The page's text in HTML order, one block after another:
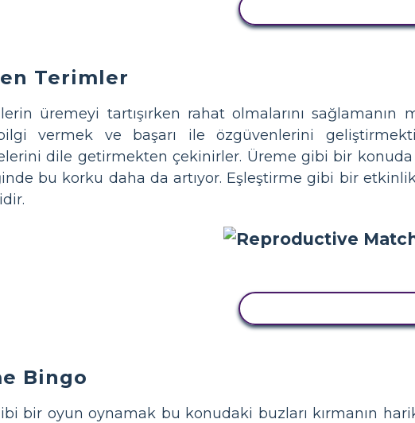
Terimler
üremeyi tartışırken rahat olmalarını
vermek ve başarı ile özgüvenlerini
dile getirmekten çekinirler. Üreme gibi bir
bu korku daha da artıyor. Eşleştirme gibi bir
Bingo
bir oyun oynamak bu konudaki buzları kırmanın